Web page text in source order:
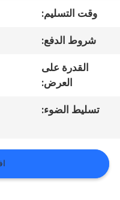
اتصل
أخبار
القضايا
وقت التسليم:
شروط الدفع:
القدرة على
العرض:
تسليط الضوء: